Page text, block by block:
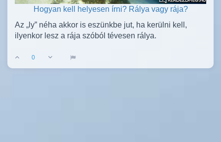
Hogyan kell helyesen írni? Rálya vagy rája?
Az „ly” néha akkor is eszünkbe jut, ha kerülni kell,
ilyenkor lesz a rája szóból tévesen rálya.
0